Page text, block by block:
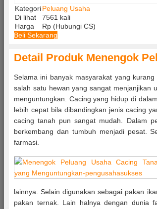
KategoriPeluang Usaha
Di lihat
7561 kali
Harga
Rp (Hubungi CS)
Beli Sekarang
Detail Produk Menengok
Selama ini banyak masyarakat yang
salah satu hewan yang sangat menjanjikan
menguntungkan. Cacing yang hidup di
lebih cepat bila dibandingkan jenis cacing
cacing tanah pun sangat mudah. Dalam
berkembang dan tumbuh menjadi pesat.
farmasi.
lainnya. Selain digunakan sebagai pakan
pakan ternak. Lain halnya dengan dunia